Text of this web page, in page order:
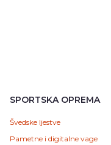
SPORTSKA OPREMA
Švedske ljestve
Pametne i digitalne vage